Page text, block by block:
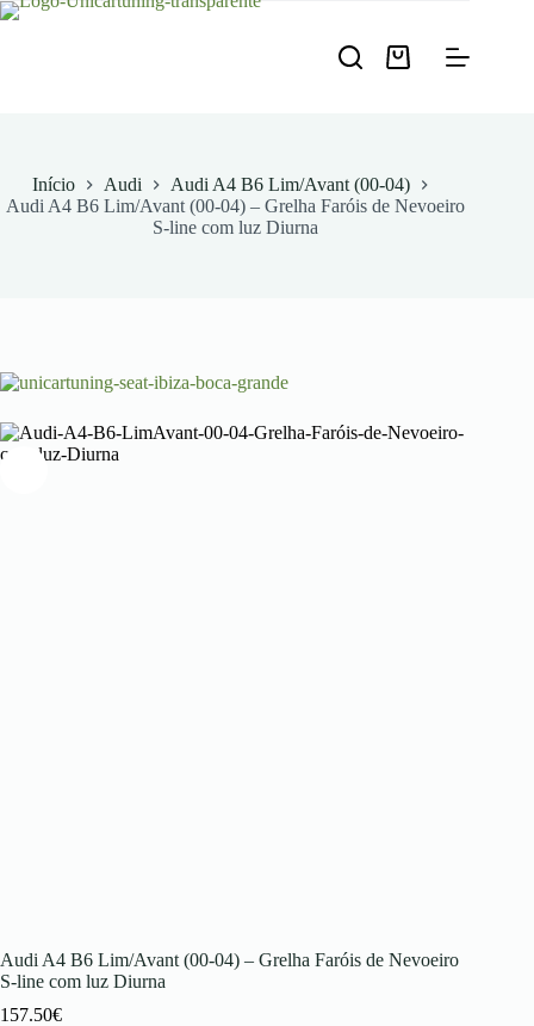
Pular
Carrinho
Início Audi
Audi A4 B6 Lim/Avant (00-04)
Audi A4 B6 Lim/Avant (00-04) – Grelha Faróis de Nevoeiro
S-line com luz Diurna
Audi A4 B6 Lim/Avant (00-04) – Grelha Faróis de Nevoeiro
S-line com luz Diurna
157.50€